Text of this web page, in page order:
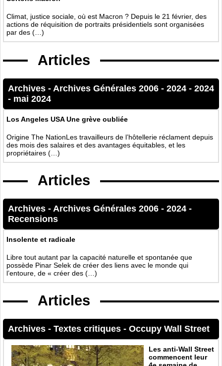
Climat, justice sociale, où est Macron ? Depuis le 21 février, des
actions de réquisition de portraits présidentiels sont organisées
par des (…)
Articles
Archives - Archives Générales 2006 - 2024 - 2024
- mai 2024
Los Angeles USA Une grève oubliée
Origine The NationLes travailleurs de l’hôtellerie réclament depuis
des mois des salaires et des avantages équitables, et les
propriétaires (…)
Articles
Archives - Archives Générales 2006 - 2024 -
Recensions
Insolente et radicale
Libre tout autant par la capacité naturelle et spontanée que
possède Pinar Selek de créer des liens avec le monde qui
l’entoure, de « créer des (…)
Articles
Archives - Textes critiques - Occupy Wall Street
Les anti-Wall Street
commencent leur